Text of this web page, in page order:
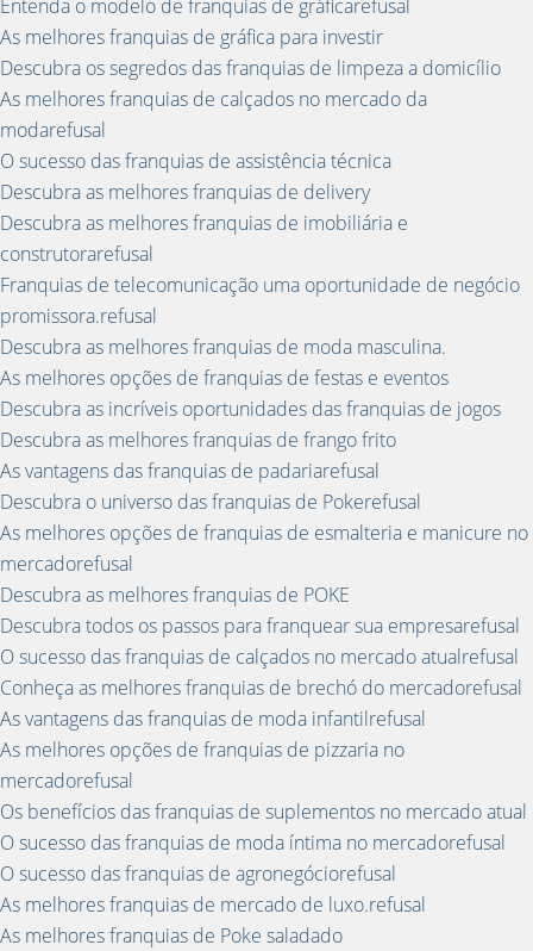
Entenda o modelo de franquias de gráficarefusal
As melhores franquias de gráfica para investir
Descubra os segredos das franquias de limpeza a domicílio
As melhores franquias de calçados no mercado da
modarefusal
O sucesso das franquias de assistência técnica
Descubra as melhores franquias de delivery
Descubra as melhores franquias de imobiliária e
construtorarefusal
Franquias de telecomunicação uma oportunidade de negócio
promissora.refusal
Descubra as melhores franquias de moda masculina.
As melhores opções de franquias de festas e eventos
Descubra as incríveis oportunidades das franquias de jogos
Descubra as melhores franquias de frango frito
As vantagens das franquias de padariarefusal
Descubra o universo das franquias de Pokerefusal
As melhores opções de franquias de esmalteria e manicure no
mercadorefusal
Descubra as melhores franquias de POKE
Descubra todos os passos para franquear sua empresarefusal
O sucesso das franquias de calçados no mercado atualrefusal
Conheça as melhores franquias de brechó do mercadorefusal
As vantagens das franquias de moda infantilrefusal
As melhores opções de franquias de pizzaria no
mercadorefusal
Os benefícios das franquias de suplementos no mercado atual
O sucesso das franquias de moda íntima no mercadorefusal
O sucesso das franquias de agronegóciorefusal
As melhores franquias de mercado de luxo.refusal
As melhores franquias de Poke saladado